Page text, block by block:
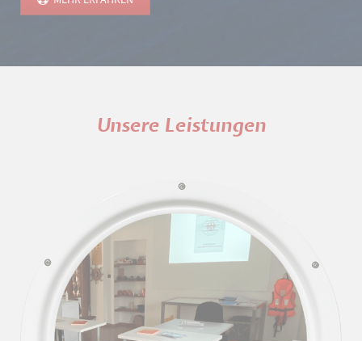
Unsere Leistungen